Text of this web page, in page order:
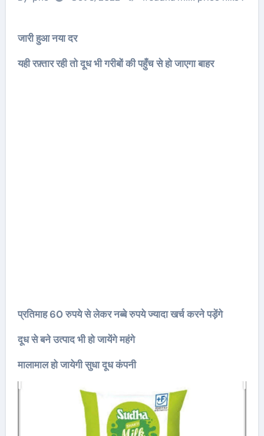
जारी हुआ नया दर
यही रफ़्तार रही तो दूध भी गरीबों की पहुँच से हो जाएगा बाहर
प्रतिमाह 60 रुपये से लेकर नब्बे रुपये ज्यादा खर्च करने पड़ेंगे
दूध से बने उत्पाद भी हो जायेंगे महंगे
मालामाल हो जायेगी सुधा दूध कंपनी